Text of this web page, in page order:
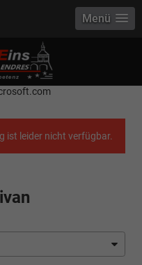
Points to address or value:
Host
or value: selector2-aee-
Menü
ist leider nicht verfügbar.